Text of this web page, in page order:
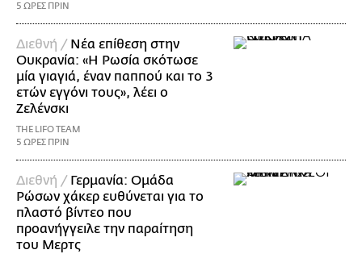
5 ΩΡΕΣ ΠΡΙΝ
Διεθνή / Νέα επίθεση στην
Ουκρανία: «Η Ρωσία σκότωσε
μία γιαγιά, έναν παππού και το 3
ετών εγγόνι τους», λέει ο
Ζελένσκι
THE LIFO TEAM
5 ΩΡΕΣ ΠΡΙΝ
Διεθνή / Γερμανία: Ομάδα
Ρώσων χάκερ ευθύνεται για το
πλαστό βίντεο που
προανήγγειλε την παραίτηση
του Μερτς